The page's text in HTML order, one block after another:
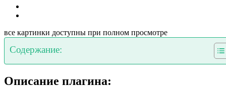
все картинки доступны при полном просмотре
Содержание:
Описание плагина: